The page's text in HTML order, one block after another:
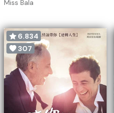
Miss Bala
6.834
307